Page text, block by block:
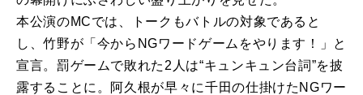
本公演のMCでは、トークもバトルの対象であると
し、竹野が「今からNGワードゲームをやります！」と
宣言。罰ゲームで敗れた2人は“キュンキュン台詞”を披
露することに。阿久根が早々に千田の仕掛けたNGワー